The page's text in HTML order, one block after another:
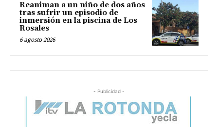
Reaniman a un niño de dos años
tras sufrir un episodio de
inmersión en la piscina de Los
Rosales
6 agosto 2026
- Publicidad -